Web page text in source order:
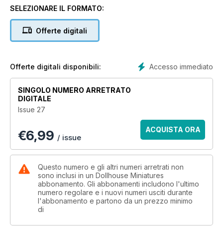
cookie tin, laser-cut ferns (as seen on Dollshouse.TV), and a
SELEZIONARE IL FORMATO:
Offerte digitali
Accesso immediato
Offerte digitali disponibili:
SINGOLO NUMERO ARRETRATO
DIGITALE
Issue 27
€6,99 / issue
ACQUISTA ORA
Questo numero e gli altri numeri arretrati non
sono inclusi in un Dollhouse Miniatures
abbonamento. Gli abbonamenti includono l'ultimo
numero regolare e i nuovi numeri usciti durante
l'abbonamento e partono da un prezzo minimo
di